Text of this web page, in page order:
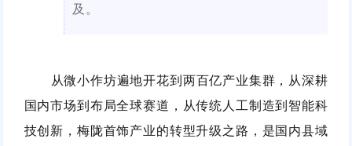
及。
从微小作坊遍地开花到两百亿产业集群，从深耕
国内市场到布局全球赛道，从传统人工制造到智能科
技创新，梅陇首饰产业的转型升级之路，是国内县域